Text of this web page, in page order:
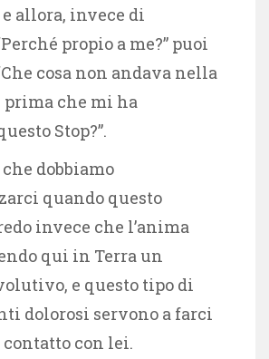
allora, invece di
propio a me?” puoi
cosa non andava nella
che mi ha
Stop?”.
dobbiamo
quando questo
invece che l’anima
qui in Terra un
e questo tipo di
dolorosi servono a farci
con lei.